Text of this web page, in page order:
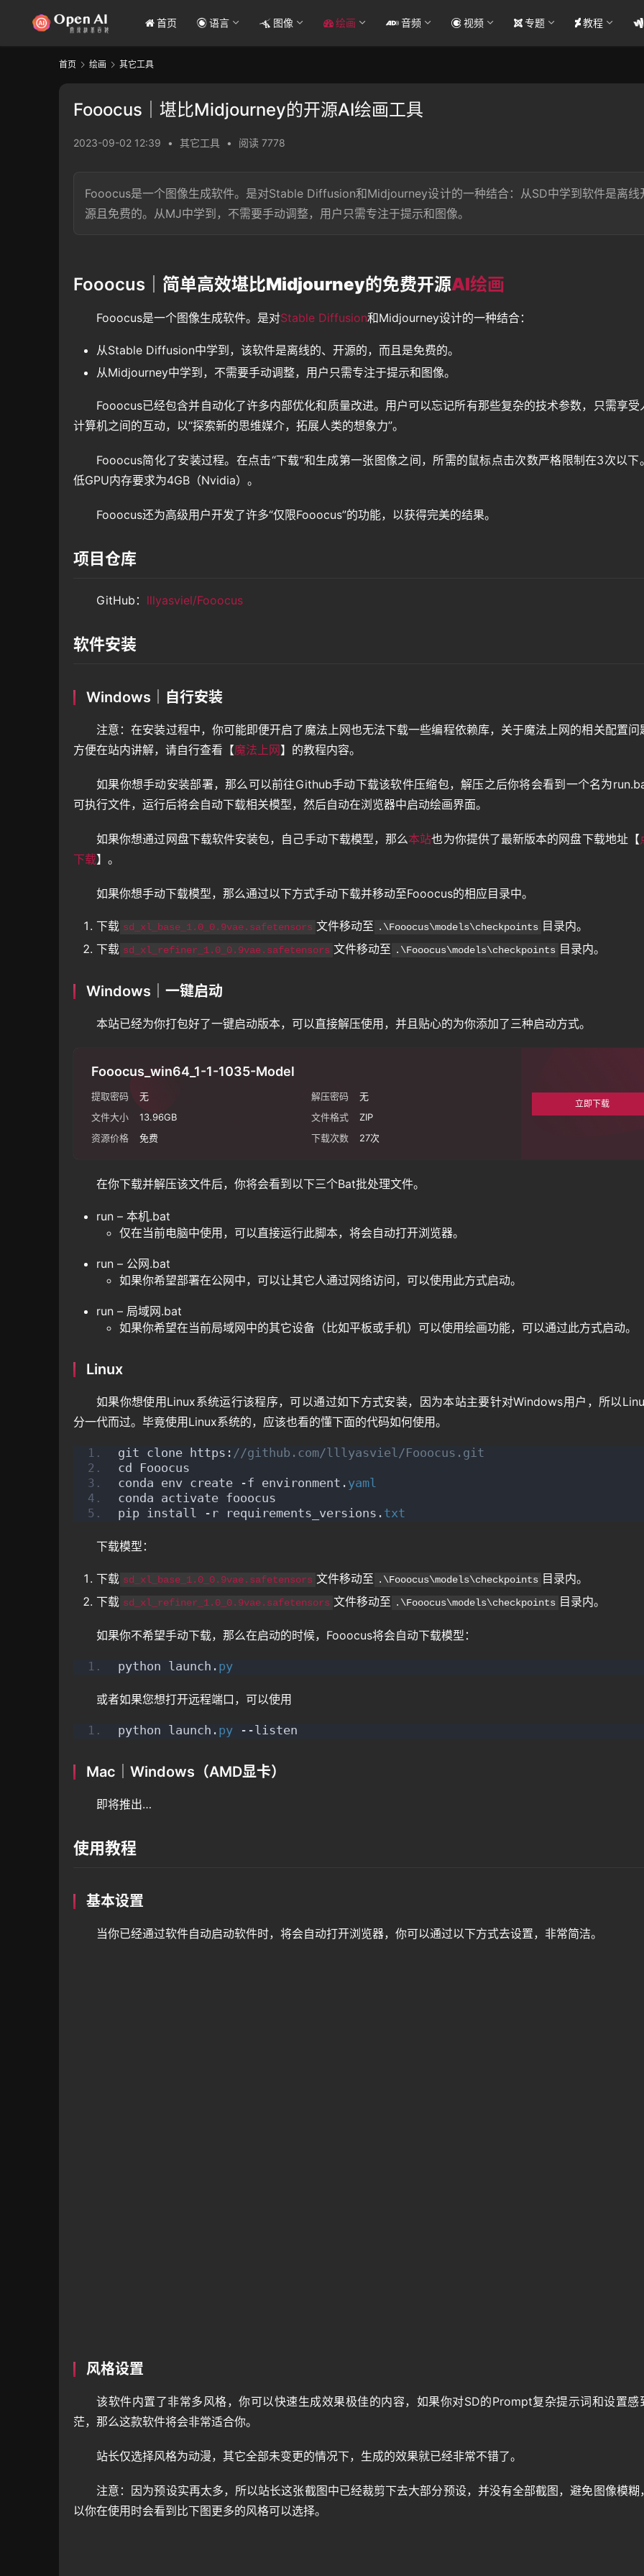
首页 语言 图像 绘画 音频 视频 专题 教程
首页 绘画 其它工具
Fooocus｜堪比Midjourney的开源AI绘画工具
2023-09-02 12:39 • 其它工具 • 阅读 7778
Fooocus是一个图像生成软件。是对Stable Diffusion和Midjourney设计的一种结合：从SD中学到软件是离线
源且免费的。从MJ中学到，不需要手动调整，用户只需专注于提示和图像。
Fooocus｜简单高效堪比Midjourney的免费开源AI绘画
Fooocus是一个图像生成软件。是对Stable Diffusion和Midjourney设计的一种结合：
从Stable Diffusion中学到，该软件是离线的、开源的，而且是免费的。
从Midjourney中学到，不需要手动调整，用户只需专注于提示和图像。
Fooocus已经包含并自动化了许多内部优化和质量改进。用户可以忘记所有那些复杂的技术参数，只需享受
计算机之间的互动，以“探索新的思维媒介，拓展人类的想象力”。
Fooocus简化了安装过程。在点击“下载”和生成第一张图像之间，所需的鼠标点击次数严格限制在3次以下
低GPU内存要求为4GB（Nvidia）。
Fooocus还为高级用户开发了许多“仅限Fooocus”的功能，以获得完美的结果。
项目仓库
GitHub： lllyasviel/Fooocus
软件安装
Windows｜自行安装
注意：在安装过程中，你可能即便开启了魔法上网也无法下载一些编程依赖库，关于魔法上网的相关配置问
方便在站内讲解，请自行查看【魔法上网】的教程内容。
如果你想手动安装部署，那么可以前往Github手动下载该软件压缩包，解压之后你将会看到一个名为
可执行文件，运行后将会自动下载相关模型，然后自动在浏览器中启动绘画界面。
如果你想通过网盘下载软件安装包，自己手动下载模型，那么本站也为你提供了最新版本的网盘下载地址【
下载】。
如果你想手动下载模型，那么通过以下方式手动下载并移动至Fooocus的相应目录中。
下载 sd_xl_base_1.0_0.9vae.safetensors 文件移动至 .\Fooocus\models\checkpoints 目录内。
下载 sd_xl_refiner_1.0_0.9vae.safetensors 文件移动至 .\Fooocus\models\checkpoints 目录内。
Windows｜一键启动
本站已经为你打包好了一键启动版本，可以直接解压使用，并且贴心的为你添加了三种启动方式。
Fooocus_win64_1-1-1035-Model
提取密码 无 解压密码
无
文件大小
13.96GB 文件格式
ZIP
资源价格
免费 下载次数 27次
立即下载
在你下载并解压该文件后，你将会看到以下三个Bat批处理文件。
run – 本机.bat
仅在当前电脑中使用，可以直接运行此脚本，将会自动打开浏览器。
run – 公网.bat
如果你希望部署在公网中，可以让其它人通过网络访问，可以使用此方式启动。
run – 局域网.bat
如果你希望在当前局域网中的其它设备（比如平板或手机）可以使用绘画功能，可以通过此方式启动。
Linux
如果你想使用Linux系统运行该程序，可以通过如下方式安装，因为本站主要针对Windows用户，所以
分一代而过。毕竟使用Linux系统的，应该也看的懂下面的代码如何使用。
git clone https: //github.com/lllyasviel/Fooocus.git
cd Fooocus
conda env create -f environment. yaml
conda activate fooocus
pip install -r requirements_versions. txt
下载模型：
下载 sd_xl_base_1.0_0.9vae.safetensors 文件移动至 .\Fooocus\models\checkpoints 目录内。
下载 sd_xl_refiner_1.0_0.9vae.safetensors 文件移动至 .\Fooocus\models\checkpoints 目录内。
如果你不希望手动下载，那么在启动的时候，Fooocus将会自动下载模型：
python launch. py
或者如果您想打开远程端口，可以使用
python launch. py --listen
Mac｜Windows（AMD显卡）
即将推出…
使用教程
基本设置
当你已经通过软件自动启动软件时，将会自动打开浏览器，你可以通过以下方式去设置，非常简洁。
风格设置
该软件内置了非常多风格，你可以快速生成效果极佳的内容，如果你对SD的Prompt复杂提示词和设置感
茫，那么这款软件将会非常适合你。
站长仅选择风格为动漫，其它全部未变更的情况下，生成的效果就已经非常不错了。
注意：因为预设实再太多，所以站长这张截图中已经裁剪下去大部分预设，并没有全部截图，避免图像模糊
以你在使用时会看到比下图更多的风格可以选择。